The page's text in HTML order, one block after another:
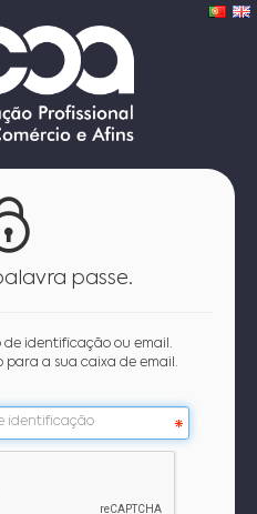
passe.
de identificação ou email.
para a sua caixa de email.